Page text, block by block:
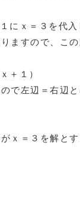
にｘ＝３を代入
ますので、こ
＋１）
で左辺＝右辺と
ｘ＝３を解とす